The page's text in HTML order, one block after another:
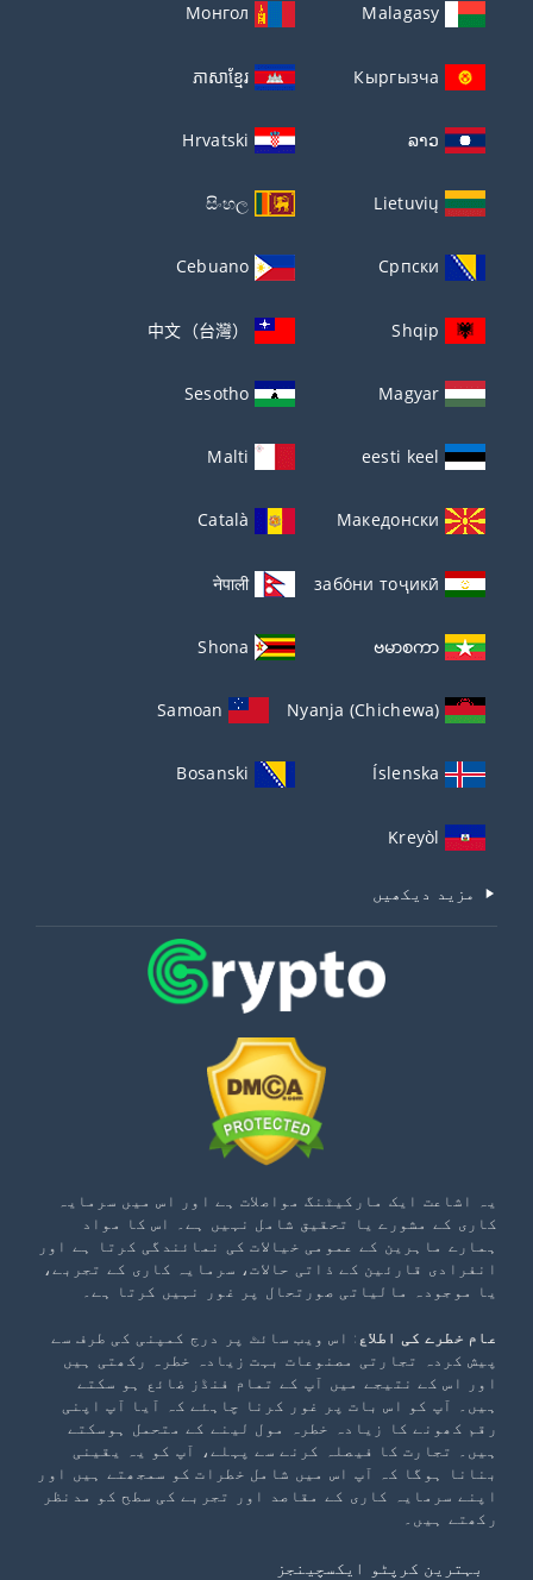
Malagasy
Монгол
Кыргызча
ភាសាខ្មែរ
ລາວ
Hrvatski
Lietuvių
සිංහල
Српски
Cebuano
Shqip
中文（台灣）
Magyar
Sesotho
eesti keel
Malti
Македонски
Català
забо́ни тоҷикӣ́
नेपाली
ဗမာစကာ
Shona
Nyanja (Chichewa)
Samoan
Íslenska
Bosanski
Kreyòl
مزید دیکھیں
یہ اشاعت ایک مارکیٹنگ مواصلات ہے اور اس میں سرمایہ
کاری کے مشورے یا تحقیق شامل نہیں ہے۔ اس کا مواد
ہمارے ماہرین کے عمومی خیالات کی نمائندگی کرتا ہے اور
انفرادی قارئین کے ذاتی حالات، سرمایہ کاری کے تجربے،
یا موجودہ مالیاتی صورتحال پر غور نہیں کرتا ہے۔
عام خطرے کی اطلاع : اس ویب سائٹ پر درج کمپنی کی طرف سے
پیش کردہ تجارتی مصنوعات بہت زیادہ خطرہ رکھتی ہیں
اور اس کے نتیجے میں آپ کے تمام فنڈز ضائع ہو سکتے
ہیں۔ آپ کو اس بات پر غور کرنا چاہئے کہ آیا آپ اپنی
رقم کھونے کا زیادہ خطرہ مول لینے کے متحمل ہوسکتے
ہیں۔ تجارت کا فیصلہ کرنے سے پہلے، آپ کو یہ یقینی
بنانا ہوگا کہ آپ اس میں شامل خطرات کو سمجھتے ہیں اور
اپنے سرمایہ کاری کے مقاصد اور تجربے کی سطح کو مدنظر
رکھتے ہیں۔
بہترین کرپٹو ایکسچینجز